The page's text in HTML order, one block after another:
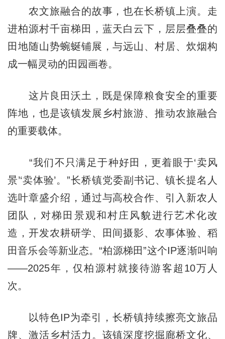
农文旅融合的故事，也在长桥镇上演。走
进柏源村千亩梯田，蓝天白云下，层层叠叠的
田地随山势蜿蜒铺展，与远山、村居、炊烟构
成一幅灵动的田园画卷。
这片良田沃土，既是保障粮食安全的重要
阵地，也是该镇发展乡村旅游、推动农旅融合
的重要载体。
“我们不只满足于种好田，更着眼于‘卖风
景’‘卖体验’。”长桥镇党委副书记、镇长提名人
选叶章盛介绍，通过与高校合作、引入新农人
团队，对梯田景观和村庄风貌进行艺术化改
造，开发农耕研学、田间摄影、农事体验、稻
田音乐会等新业态。“柏源梯田”这个IP逐渐叫响
——2025年，仅柏源村就接待游客超10万人
次。
以特色IP为牵引，长桥镇持续擦亮文旅品
牌、激活乡村活力。该镇深度挖掘廊桥文化、